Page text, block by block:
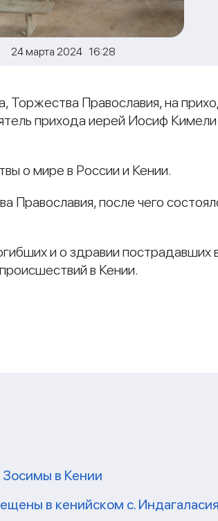
24 марта 2024 16:28
Православия, на
прихода иерей Иосиф
о мире в России и Кении.
после чего
и о здравии пострадавших
в Кении.
Зосимы в Кении
в кенийском с.